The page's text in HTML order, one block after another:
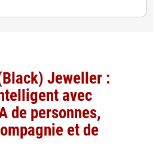
Digital Purple 256GB spéciale
Jeweller :
avec
de personnes,
et de